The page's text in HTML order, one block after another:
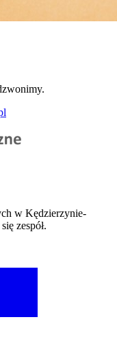
w Kędzierzynie-
zespół.